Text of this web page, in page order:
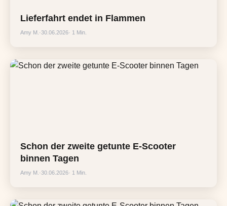
Lieferfahrt endet in Flammen
Amy M. ·30.06.2026· 1 Min.
Schon der zweite getunte E-Scooter
binnen Tagen
Amy M. ·30.06.2026· 1 Min.